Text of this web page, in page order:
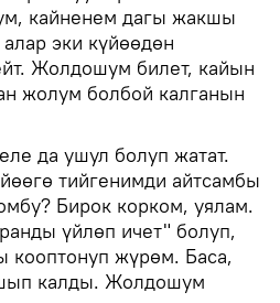
кайненем дагы жакшы
эки күйөөдөн
Жолдошум билет, кайын
жолум болбой калганын
да ушул болуп жатат.
тийгенимди айтсамбы
Бирок корком, уялам.
үйлөп ичет" болуп,
кооптонуп жүрөм. Баса,
калды. Жолдошум